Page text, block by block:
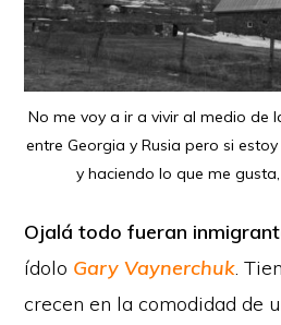
No me voy a ir a vivir al medio de
entre Georgia y Rusia pero si
y haciendo lo que me
Ojalá todo fueran
ídolo Gary Vaynerchuk.
crecen en la comodidad de